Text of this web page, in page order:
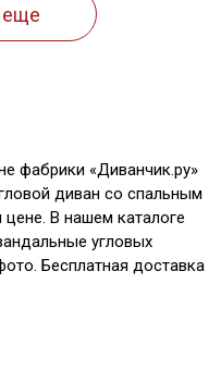
фабрики «Диванчик.ру»
диван со спальным
В нашем каталоге
угловых
Бесплатная доставка